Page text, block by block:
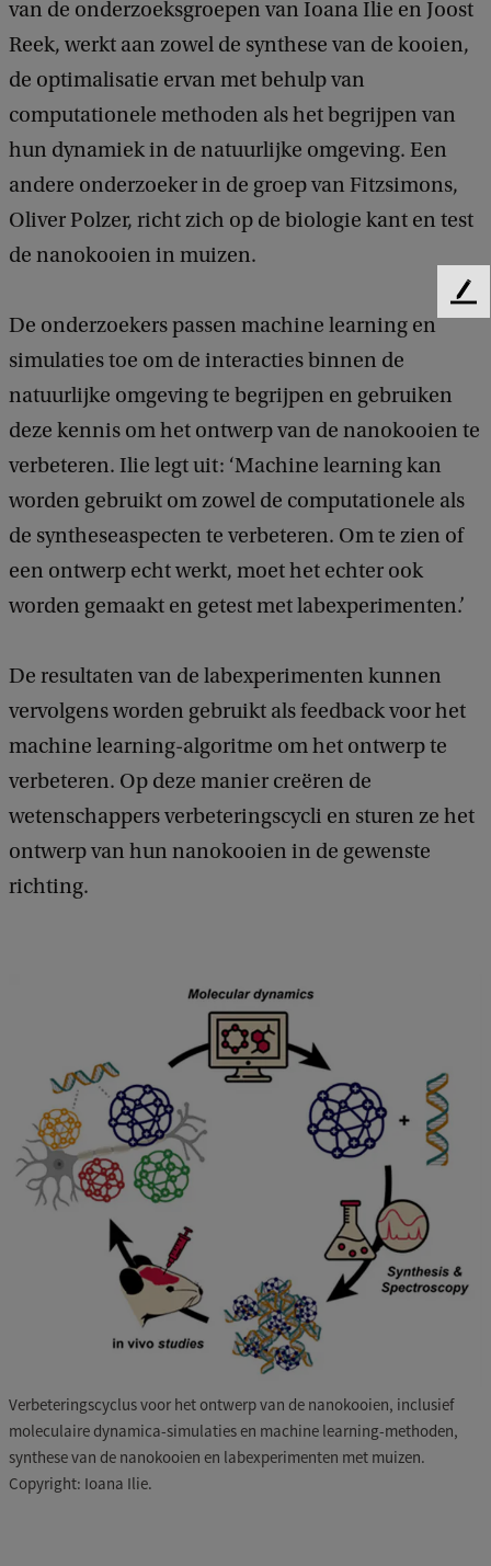
van de onderzoeksgroepen van Ioana Ilie en Joost
Reek, werkt aan zowel de synthese van de kooien,
de optimalisatie ervan met behulp van
computationele methoden als het begrijpen van
hun dynamiek in de natuurlijke omgeving. Een
andere onderzoeker in de groep van Fitzsimons,
Oliver Polzer, richt zich op de biologie kant en test
de nanokooien in muizen.
De onderzoekers passen machine learning en
simulaties toe om de interacties binnen de
natuurlijke omgeving te begrijpen en gebruiken
deze kennis om het ontwerp van de nanokooien te
verbeteren. Ilie legt uit: ‘Machine learning kan
worden gebruikt om zowel de computationele als
de syntheseaspecten te verbeteren. Om te zien of
een ontwerp echt werkt, moet het echter ook
worden gemaakt en getest met labexperimenten.’
De resultaten van de labexperimenten kunnen
vervolgens worden gebruikt als feedback voor het
machine learning-algoritme om het ontwerp te
verbeteren. Op deze manier creëren de
wetenschappers verbeteringscycli en sturen ze het
ontwerp van hun nanokooien in de gewenste
richting.
Verbeteringscyclus voor het ontwerp van de nanokooien, inclusief
moleculaire dynamica-simulaties en machine learning-methoden,
synthese van de nanokooien en labexperimenten met muizen.
Copyright: Ioana Ilie.
F
a